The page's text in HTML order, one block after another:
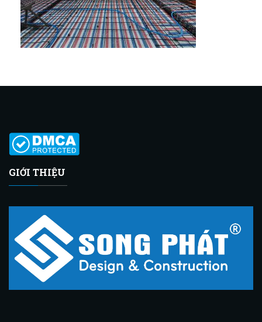
GIỚI THIỆU